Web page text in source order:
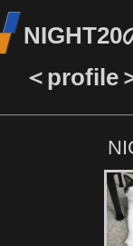
NIGHT20
＜profile